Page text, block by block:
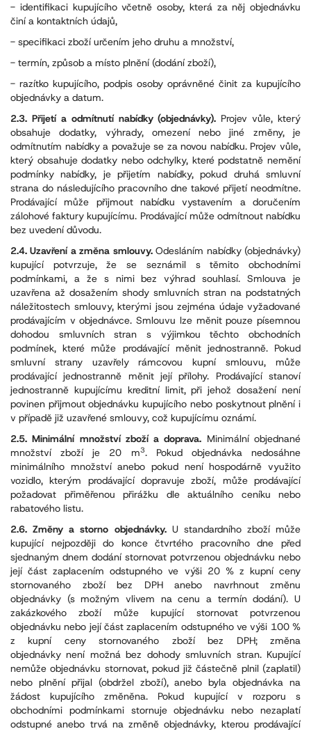
- identifikaci kupujícího včetně osoby, která za něj objednávku
činí a kontaktních údajů,
- specifikaci zboží určením jeho druhu a množství,
- termín, způsob a místo plnění (dodání zboží),
- razítko kupujícího, podpis osoby oprávněné činit za kupujícího
objednávky a datum.
2.3. Přijetí a odmítnutí nabídky (objednávky). Projev vůle, který
obsahuje dodatky, výhrady, omezení nebo jiné změny, je
odmítnutím nabídky a považuje se za novou nabídku. Projev vůle,
který obsahuje dodatky nebo odchylky, které podstatně nemění
podmínky nabídky, je přijetím nabídky, pokud druhá smluvní
strana do následujícího pracovního dne takové přijetí neodmítne.
Prodávající může přijmout nabídku vystavením a doručením
zálohové faktury kupujícímu. Prodávající může odmítnout nabídku
bez uvedení důvodu.
2.4. Uzavření a změna smlouvy.Odesláním nabídky (objednávky)
kupující potvrzuje, že se seznámil s těmito obchodními
podmínkami, a že s nimi bez výhrad souhlasí. Smlouva je
uzavřena až dosažením shody smluvních stran na podstatných
náležitostech smlouvy, kterými jsou zejména údaje vyžadované
prodávajícím v objednávce. Smlouvu lze měnit pouze písemnou
dohodou smluvních stran s výjimkou těchto obchodních
podmínek, které může prodávající měnit jednostranně. Pokud
smluvní strany uzavřely rámcovou kupní smlouvu, může
prodávající jednostranně měnit její přílohy. Prodávající stanoví
jednostranně kupujícímu kreditní limit, při jehož dosažení není
povinen přijmout objednávku kupujícího nebo poskytnout plnění i
v případě již uzavřené smlouvy, což kupujícímu oznámí.
2.5. Minimální množství zboží a doprava. Minimální objednané
množství zboží je 20 m3. Pokud objednávka nedosáhne
minimálního množství anebo pokud není hospodárně využito
vozidlo, kterým prodávající dopravuje zboží, může prodávající
požadovat přiměřenou přirážku dle aktuálního ceníku nebo
rabatového listu.
2.6. Změny a storno objednávky. U standardního zboží může
kupující nejpozději do konce čtvrtého pracovního dne před
sjednaným dnem dodání stornovat potvrzenou objednávku nebo
její část zaplacením odstupného ve výši 20 % z kupní ceny
stornovaného zboží bez DPH anebo navrhnout změnu
objednávky (s možným vlivem na cenu a termín dodání). U
zakázkového zboží může kupující stornovat potvrzenou
objednávku nebo její část zaplacením odstupného ve výši 100 %
z kupní ceny stornovaného zboží bez DPH; změna
objednávky není možná bez dohody smluvních stran. Kupující
nemůže objednávku stornovat, pokud již částečně plnil (zaplatil)
nebo plnění přijal (obdržel zboží), anebo byla objednávka na
žádost kupujícího změněna. Pokud kupující v rozporu s
obchodními podmínkami stornuje objednávku nebo nezaplatí
odstupné anebo trvá na změně objednávky, kterou prodávající